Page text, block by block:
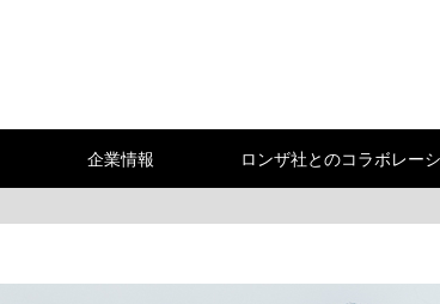
企業情報 ロンザ社とのコラボレー